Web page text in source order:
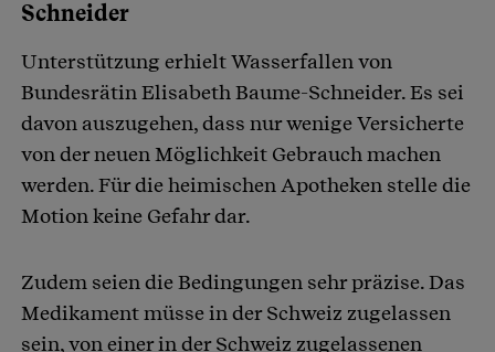
Schneider
Unterstützung erhielt Wasserfallen von
Bundesrätin Elisabeth Baume-Schneider. Es sei
davon auszugehen, dass nur wenige Versicherte
von der neuen Möglichkeit Gebrauch machen
werden. Für die heimischen Apotheken stelle die
Motion keine Gefahr dar.
Zudem seien die Bedingungen sehr präzise. Das
Medikament müsse in der Schweiz zugelassen
sein, von einer in der Schweiz zugelassenen